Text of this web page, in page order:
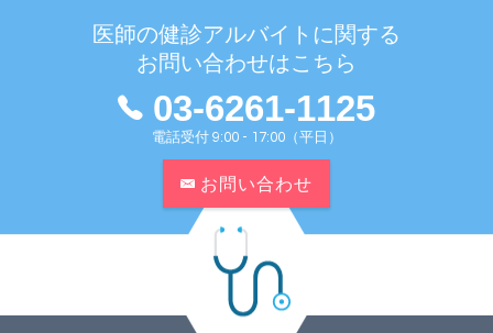
医師の健診アルバイトに関する
お問い合わせはこちら
03-6261-1125
電話受付 9:00 - 17:00（平日）
お問い合わせ